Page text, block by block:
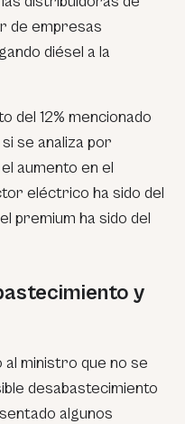
de empresas
diésel a la
del 12% mencionado
se analiza por
aumento en el
eléctrico ha sido del
premium ha sido del
y
ministro que no se
desabastecimiento
algunos